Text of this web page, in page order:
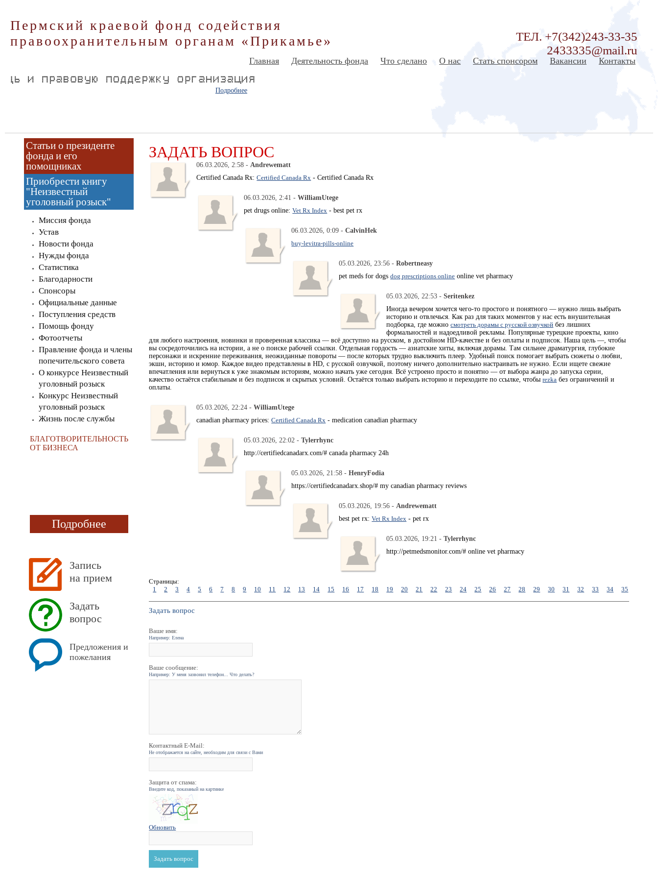
Пермский краевой фонд содействия
правоохранительным органам «Прикамье»
ТЕЛ. +7(342)243-33-35
2433335@mail.ru
Главная Деятельность фонда Что сделано О нас Стать спонсором Вакансии Контакты
Подробнее
Статьи о президенте
фонда и его
помощниках
Приобрести книгу
"Неизвестный
уголовный розыск"
Миссия фонда
Устав
Новости фонда
Нужды фонда
Статистика
Благодарности
Спонсоры
Официальные данные
Поступления средств
Помощь фонду
Фотоотчеты
Правление фонда и члены
попечительского совета
О конкурсе Неизвестный
уголовный розыск
Конкурс Неизвестный
уголовный розыск
Жизнь после службы
БЛАГОТВОРИТЕЛЬНОСТЬ
ОТ БИЗНЕСА
Подробнее
Запись
на прием
Задать
вопрос
Предложения и
пожелания
ЗАДАТЬ ВОПРОС
06.03.2026, 2:58 -Andrewematt
Certified Canada Rx:Certified Canada Rx - Certified Canada Rx
06.03.2026, 2:41 -WilliamUtege
pet drugs online:Vet Rx Index - best pet rx
06.03.2026, 0:09 -CalvinHek
buy-levitra-pills-online
05.03.2026, 23:56 -Robertneasy
pet meds for dogsdog prescriptions online online vet pharmacy
05.03.2026, 22:53 -Seritenkez
Иногда вечером хочется чего-то простого и понятного — нужно лишь выбрать
историю и отвлечься. Как раз для таких моментов у нас есть внушительная
подборка, где можносмотреть дорамы с русской озвучкой без лишних
формальностей и надоедливой рекламы. Популярные турецкие проекты, кино
для любого настроения, новинки и проверенная классика — всё доступно на русском, в достойном HD-качестве и без оплаты и подписок. Наша цель —, чтобы
вы сосредоточились на истории, а не о поиске рабочей ссылки. Отдельная гордость — азиатские хиты, включая дорамы. Там сильнее драматургия, глубокие
персонажи и искренние переживания, неожиданные повороты — после которых трудно выключить плеер. Удобный поиск помогает выбрать сюжеты о любви,
экшн, историю и юмор. Каждое видео представлены в HD, с русской озвучкой, поэтому ничего дополнительно настраивать не нужно. Если ищете свежие
впечатления или вернуться к уже знакомым историям, можно начать уже сегодня. Всё устроено просто и понятно — от выбора жанра до запуска серии,
качество остаётся стабильным и без подписок и скрытых условий. Остаётся только выбрать историю и переходите по ссылке, чтобыrezka без ограничений и
оплаты.
05.03.2026, 22:24 -WilliamUtege
canadian pharmacy prices:Certified Canada Rx - medication canadian pharmacy
05.03.2026, 22:02 -Tylerrhync
http://certifiedcanadarx.com/# canada pharmacy 24h
05.03.2026, 21:58 -HenryFodia
https://certifiedcanadarx.shop/# my canadian pharmacy reviews
05.03.2026, 19:56 -Andrewematt
best pet rx:Vet Rx Index - pet rx
05.03.2026, 19:21 -Tylerrhync
http://petmedsmonitor.com/# online vet pharmacy
Страницы:
1
2 3 4 5 6 7 8 9 10 11 12 13 14 15 16 17 18 19 20 21 22 23 24 25 26 27 28 29 30 31 32 33 34 35
Задать вопрос
Ваше имя:
Например: Елена
Ваше сообщение:
Например: У меня зазвонил телефон... Что делать?
Контактный E-Mail:
Не отображается на сайте, необходим для связи с Вами
Защита от спама:
Введите код, показаный на картинке
Обновить